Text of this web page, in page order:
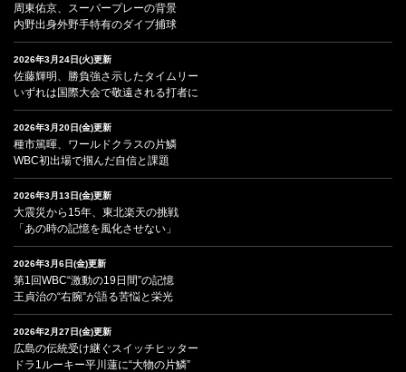
周東佑京、スーパープレーの背景
内野出身外野手特有のダイブ捕球
2026年3月24日(火)更新
佐藤輝明、勝負強さ示したタイムリー
いずれは国際大会で敬遠される打者に
2026年3月20日(金)更新
種市篤暉、ワールドクラスの片鱗
WBC初出場で掴んだ自信と課題
2026年3月13日(金)更新
大震災から15年、東北楽天の挑戦
「あの時の記憶を風化させない」
2026年3月6日(金)更新
第1回WBC“激動の19日間”の記憶
王貞治の“右腕”が語る苦悩と栄光
2026年2月27日(金)更新
広島の伝統受け継ぐスイッチヒッター
ドラ1ルーキー平川蓮に“大物の片鱗”